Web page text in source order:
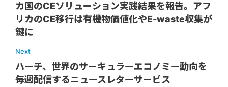
カ国のCEソリューション実践結果を報告。アフ
リカのCE移行は有機物価値化やE-waste収集が
鍵に
Next
ハーチ、世界のサーキュラーエコノミー動向を
毎週配信するニュースレターサービス